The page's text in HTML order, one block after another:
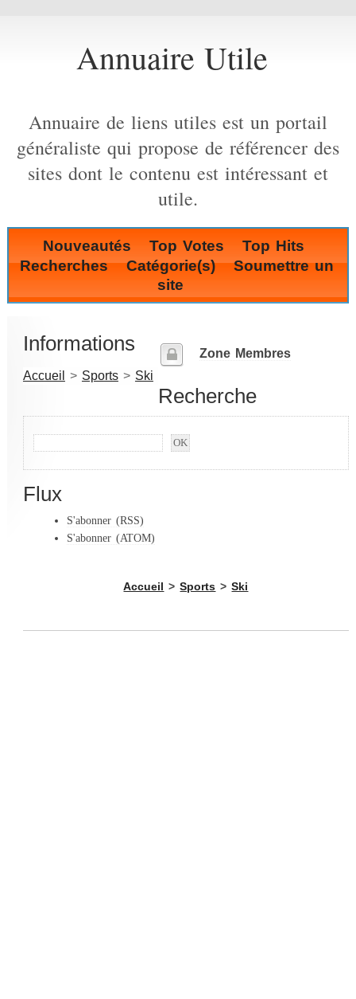
Annuaire Utile
Annuaire de liens utiles est un portail
généraliste qui propose de référencer des
sites dont le contenu est intéressant et
utile.
Nouveautés Top Votes
Top Hits
Recherches
Catégorie(s)
Soumettre un
site
Informations
Accueil > Sports> Ski
Zone Membres
Recherche
Flux
S'abonner (RSS)
S'abonner (ATOM)
Accueil >Sports >Ski